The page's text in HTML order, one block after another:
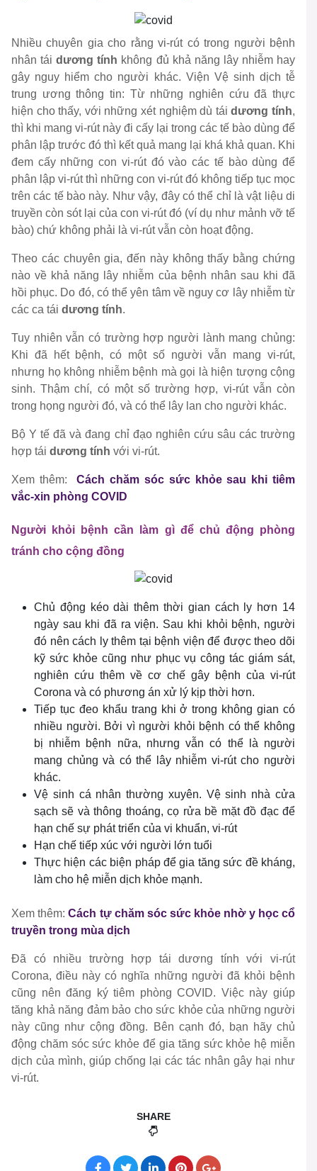
Nhiều chuyên gia cho rằng vi-rút có trong người bệnh
nhân táidương tính không đủ khả năng lây nhiễm hay
gây nguy hiểm cho người khác. Viện Vệ sinh dịch tễ
trung ương thông tin: Từ những nghiên cứu đã thực
hiện cho thấy, với những xét nghiệm dù táidương tính,
thì khi mang vi-rút này đi cấy lại trong các tế bào dùng để
phân lập trước đó thì kết quả mang lại khá khả quan. Khi
đem cấy những con vi-rút đó vào các tế bào dùng để
phân lập vi-rút thì những con vi-rút đó không tiếp tục mọc
trên các tế bào này. Như vậy, đây có thể chỉ là vật liệu di
truyền còn sót lại của con vi-rút đó (ví dụ như mảnh vỡ tế
bào) chứ không phải là vi-rút vẫn còn hoạt động.
Theo các chuyên gia, đến này không thấy bằng chứng
nào về khả năng lây nhiễm của bệnh nhân sau khi đã
hồi phục. Do đó, có thể yên tâm về nguy cơ lây nhiễm từ
các ca tái dương tính.
Tuy nhiên vẫn có trường hợp người lành mang chủng:
Khi đã hết bệnh, có một số người vẫn mang vi-rút,
nhưng họ không nhiễm bệnh mà gọi là hiện tượng cộng
sinh. Thậm chí, có một số trường hợp, vi-rút vẫn còn
trong họng người đó, và có thể lây lan cho người khác.
Bộ Y tế đã và đang chỉ đạo nghiên cứu sâu các trường
hợp tái dương tính với vi-rút.
Xem thêm:Cách chăm sóc sức khỏe sau khi tiêm
vắc-xin phòng COVID
Người khỏi bệnh cần làm gì để chủ động phòng
tránh cho cộng đồng
Chủ động kéo dài thêm thời gian cách ly hơn 14
ngày sau khi đã ra viện. Sau khi khỏi bệnh, người
đó nên cách ly thêm tại bệnh viện để được theo dõi
kỹ sức khỏe cũng như phục vụ công tác giám sát,
nghiên cứu thêm về cơ chế gây bệnh của vi-rút
Corona và có phương án xử lý kịp thời hơn.
Tiếp tục đeo khẩu trang khi ở trong không gian có
nhiều người. Bởi vì người khỏi bệnh có thể không
bị nhiễm bệnh nữa, nhưng vẫn có thể là người
mang chủng và có thể lây nhiễm vi-rút cho người
khác.
Vệ sinh cá nhân thường xuyên. Vệ sinh nhà cửa
sạch sẽ và thông thoáng, cọ rửa bề mặt đồ đạc để
hạn chế sự phát triển của vi khuẩn, vi-rút
Hạn chế tiếp xúc với người lớn tuổi
Thực hiện các biện pháp để gia tăng sức đề kháng,
làm cho hệ miễn dịch khỏe mạnh.
Xem thêm:Cách tự chăm sóc sức khỏe nhờ y học cổ
truyền trong mùa dịch
Đã có nhiều trường hợp tái dương tính với vi-rút
Corona, điều này có nghĩa những người đã khỏi bệnh
cũng nên đăng ký tiêm phòng COVID. Việc này giúp
tăng khả năng đảm bảo cho sức khỏe của những người
này cũng như cộng đồng. Bên cạnh đó, bạn hãy chủ
động chăm sóc sức khỏe để gia tăng sức khỏe hệ miễn
dịch của mình, giúp chống lại các tác nhân gây hại như
vi-rút.
SHARE